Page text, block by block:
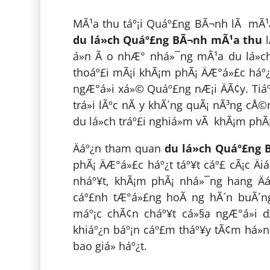
MÃ¹a thu táº¡i Quáº£ng BÃ¬nh lÃ
du lá»ch Quáº£ng BÃ¬nh mÃ¹a thu
á»n Ã o nhÆ° nhá»¯ng mÃ¹a du
thoáº£i mÃ¡i khÃ¡m phÃ¡ ÄÆ°á»£c
ngÆ°á»i xá»© Quáº£ng nÆ¡i ÄÃ¢y.
trá»i lÃºc nÃ y khÃ´ng quÃ¡ nÃ³ng
du lá»ch tráº£i nghiá»m vÃ khÃ¡m
Äáº¿n tham quandu lá»ch Quáº£ng
phÃ¡ ÄÆ°á»£c háº¿t táº¥t cáº£ cÃ¡c
nháº¥t, khÃ¡m phÃ¡ nhá»¯ng hang
cáº£nh tÆ°á»£ng hoÃ ng hÃ´n buÃ´ng
máº¡c chÃ¢n cháº¥t cá»§a ngÆ°á»i
khiáº¿n báº¡n cáº£m tháº¥y tÃ¢m
bao giá» háº¿t.